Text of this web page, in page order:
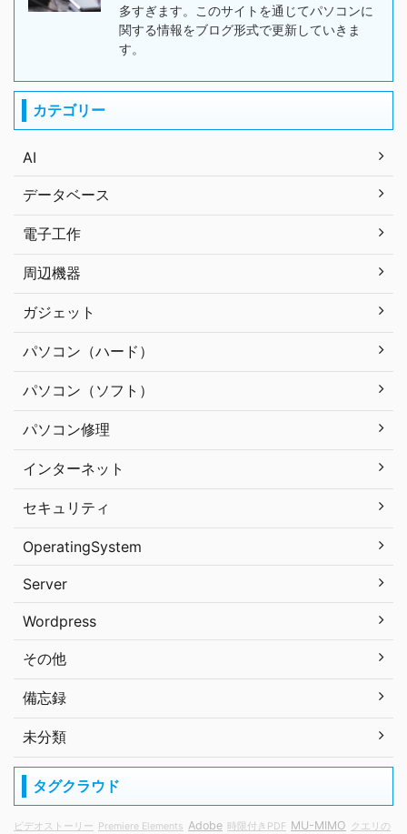
多すぎます。このサイトを通じてパソコンに
関する情報をブログ形式で更新していきま
す。
カテゴリー
AI
データベース
電子工作
周辺機器
ガジェット
パソコン（ハード）
パソコン（ソフト）
パソコン修理
インターネット
セキュリティ
OperatingSystem
Server
Wordpress
その他
備忘録
未分類
タグクラウド
ビデオストーリー Premiere Elements Adobe 時限付きPDF MU-MIMO
クエリの